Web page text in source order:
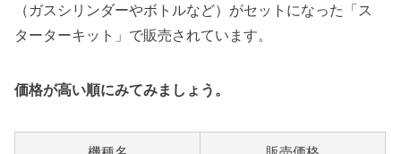
（ガスシリンダーやボトルなど）がセットになった「ス
ターターキット」で販売されています。
価格が高い順にみてみましょう。